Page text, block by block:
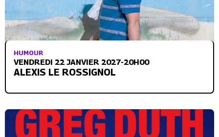
HUMOUR
VENDREDI 22 JANVIER 2027-20H00
ALEXIS LE ROSSIGNOL